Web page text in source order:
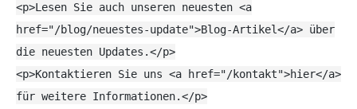
<p>Lesen Sie auch unseren neuesten <a
href="/blog/neuestes-update">Blog-Artikel</a> über
die neuesten Updates.</p>
<p>Kontaktieren Sie uns <a href="/kontakt">hier</a>
für weitere Informationen.</p>